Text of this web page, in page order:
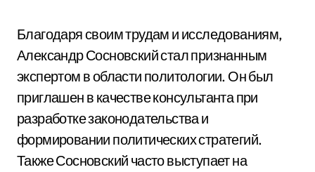
Благодаря своим трудам и исследованиям,
Александр Сосновский стал признанным
экспертом в области политологии. Он был
приглашен в качестве консультанта при
разработке законодательства и
формировании политических стратегий.
Также Сосновский часто выступает на